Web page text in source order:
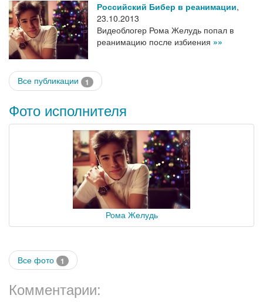
Российский Бибер в реанимации,
23.10.2013
Видеоблогер Рома Желудь попал в
реанимацию после избиения »»
Все публикации 1
Фото исполнителя
Рома Желудь
Все фото 1
Комментарии: